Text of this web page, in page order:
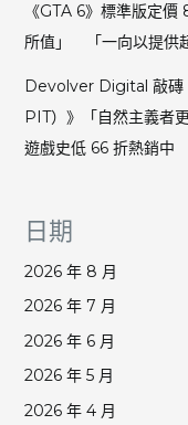
《GTA 6》標準版定
所值」 「一向以提供
Devolver Digital 敲
PIT）》「自然主義者
遊戲史低 66 折熱銷中
日期
2026 年 8 月
2026 年 7 月
2026 年 6 月
2026 年 5 月
2026 年 4 月